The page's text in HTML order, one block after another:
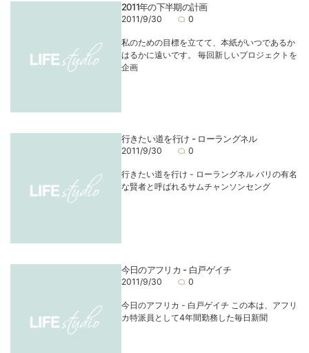
2011年の下半期の計画
2011/9/30 0
私のための目標を立てて、本紙がいつであるか
はるかに遠いです。 毎回新しいプロジェクトを
企画
行きたい道を行け - ローラングネル
2011/9/30 0
行きたい道を行け - ローラングネル バリの有名
な賢者と呼ばれるサムチャンソンセング
今日のアフリカ - 白戸ゲイチ
2011/9/30 0
今日のアフリカ - 白戸ゲイチ この本は、アフリ
カ特派員として4年間勤務した毎日新聞